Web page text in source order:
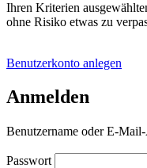
Ihren Kriterien
ohne Risiko etwas zu
Benutzerkonto anlegen
Anmelden
Benutzername oder E-
Passwort